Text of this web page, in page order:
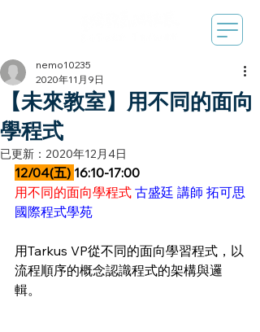
【未來教室】用不同的面向
學程式
nemo10235
2020年11月9日
已更新： 2020年12月4日
12/04(五) 16:10-17:00
用不同的面向學程式 古盛廷 講師 拓可思
國際程式學苑
用Tarkus VP從不同的面向學習程式，以
流程順序的概念認識程式的架構與邏
輯。